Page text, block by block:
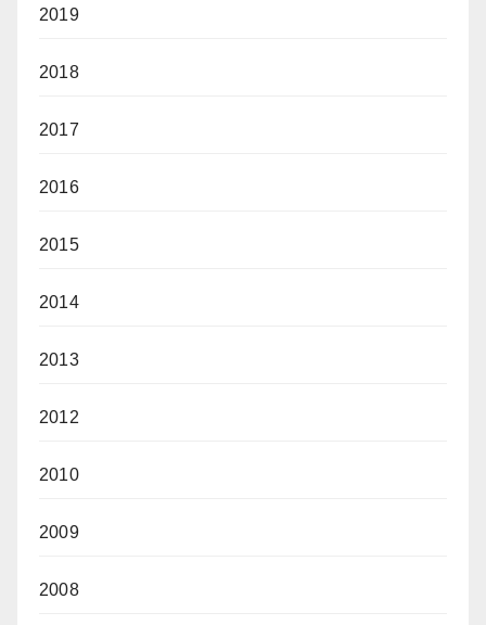
2019
2018
2017
2016
2015
2014
2013
2012
2010
2009
2008